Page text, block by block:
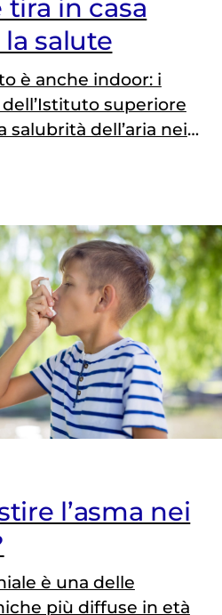
tira in casa
salute
è anche indoor: i
superiore
salubrità dell’aria nei
l’asma nei
è una delle
più diffuse in età